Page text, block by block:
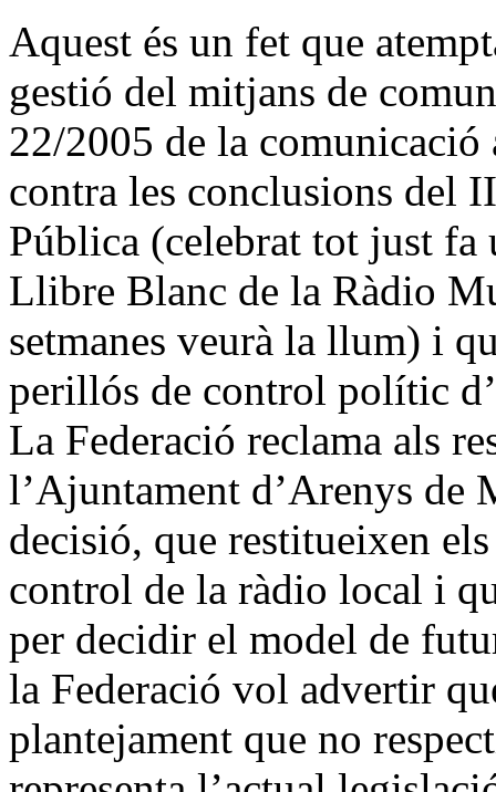
Aquest és un fet que
gestió del mitjans de
22/2005 de la
contra les conclusions del
Pública (celebrat tot just
Llibre Blanc de la Ràdio
setmanes veurà la llum) i
perillós de control polític
La Federació reclama als
l’Ajuntament d’Arenys de
decisió, que restitueixen
control de la ràdio local i
per decidir el model de
la Federació vol advertir
plantejament que no